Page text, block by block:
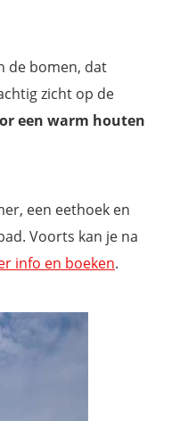
de bomen, dat
zicht op de
een warm houten
een eethoek en
Voorts kan je na
info en boeken.